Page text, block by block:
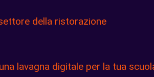
della ristorazione
lavagna digitale per la tua